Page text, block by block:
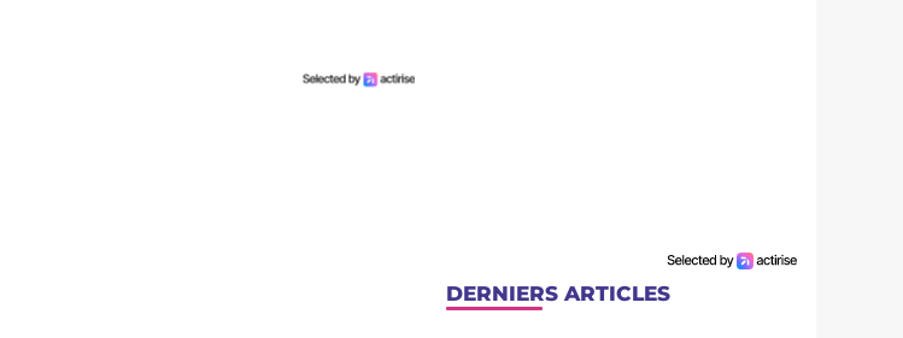
DERNIERS ARTICLES